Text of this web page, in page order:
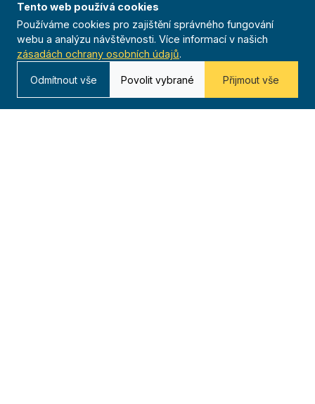
Organizace
O nás
Historie
Organizační struktura
Předsednictvo
Tento web používá cookies
Používáme cookies pro zajištění správného fungování
webu a analýzu návštěvnosti. Více informací v našich
zásadách ochrany osobních údajů.
Odmítnout vše Povolit vybrané Přijmout vše